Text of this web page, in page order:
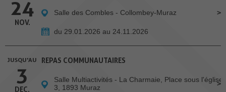
24
NOV.
Salle des Combles - Collombey-Muraz
du 29.01.2026 au 24.11.2026
JUSQU'AU
3
DEC.
REPAS COMMUNAUTAIRES
Salle Multiactivités - La Charmaie, Place sous l'église
3, 1893 Muraz